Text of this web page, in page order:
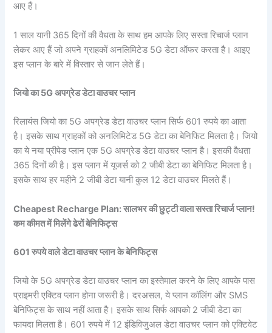
आए हैं।
1 साल यानी 365 दिनों की वैधता के साथ हम आपके लिए सस्ता रिचार्ज प्लान
लेकर आए हैं जो अपने ग्राहकों अनलिमिटेड 5G डेटा ऑफर करता है। आइए
इस प्लान के बारे में विस्तार से जान लेते हैं।
जियो का 5G अपग्रेड डेटा वाउचर प्लान
रिलायंस जियो का 5G अपग्रेड डेटा वाउचर प्लान सिर्फ 601 रुपये का आता
है। इसके साथ ग्राहकों को अनलिमिटेड 5G डेटा का बेनिफिट मिलता है। जियो
का ये नया प्रीपेड प्लान एक 5G अपग्रेड डेटा वाउचर प्लान है। इसकी वैधता
365 दिनों की है। इस प्लान में यूजर्स को 2 जीबी डेटा का बेनिफिट मिलता है।
इसके साथ हर महीने 2 जीबी डेटा यानी कुल 12 डेटा वाउचर मिलते हैं।
Cheapest Recharge Plan: सालभर की छुट्टी वाला सस्ता रिचार्ज प्लान!
कम कीमत में मिलेंगे ढेरों बेनिफिट्स
601 रुपये वाले डेटा वाउचर प्लान के बेनिफिट्स
जियो के 5G अपग्रेड डेटा वाउचर प्लान का इस्तेमाल करने के लिए आपके पास
प्राइमरी एक्टिव प्लान होना जरूरी है। दरअसल, ये प्लान कॉलिंग और SMS
बेनिफिट्स के साथ नहीं आता है। इसके साथ सिर्फ आपको 2 जीबी डेटा का
फायदा मिलता है। 601 रुपये में 12 इंडिविजुअल डेटा वाउचर प्लान को एक्टिवेट